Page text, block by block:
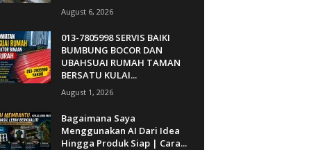
August 6, 2026
013-7805998 SERVIS BAIKI
BUMBUNG BOCOR DAN
UBAHSUAI RUMAH TAMAN
BERSATU KULAI...
August 1, 2026
Bagaimana Saya
Menggunakan AI Dari Idea
Hingga Produk Siap | Cara...